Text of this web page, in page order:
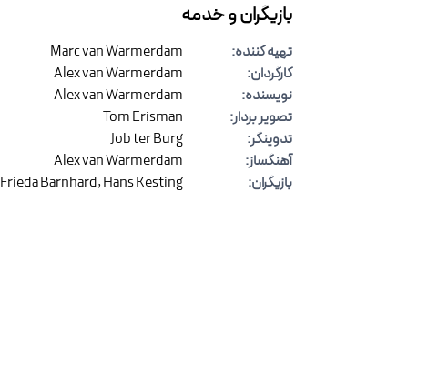
بازیگران و خدمه
تهیه کننده:
Marc van Warmerdam
کارگردان:
Alex van Warmerdam
نویسنده:
Alex van Warmerdam
تصویر بردار:
Tom Erisman
تدوینگر:
Job ter Burg
آهنگساز:
Alex van Warmerdam
بازیگران:
Frieda Barnhard,Hans Kesting